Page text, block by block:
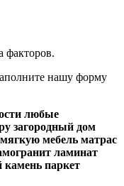
факторов.
нашу форму
любые
загородный дом
мягкую мебель матрас
ламинат
камень паркет